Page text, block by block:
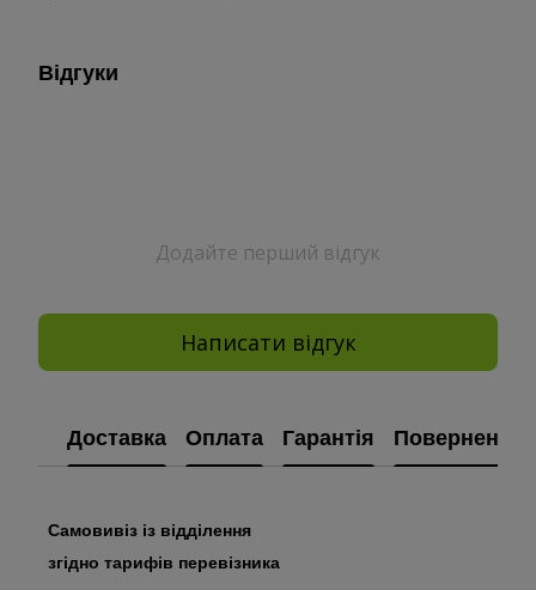
Відгуки
Додайте перший відгук
Написати відгук
Доставка Оплата Гарантія Повернення
Самовивіз із відділення
згідно тарифів перевізника